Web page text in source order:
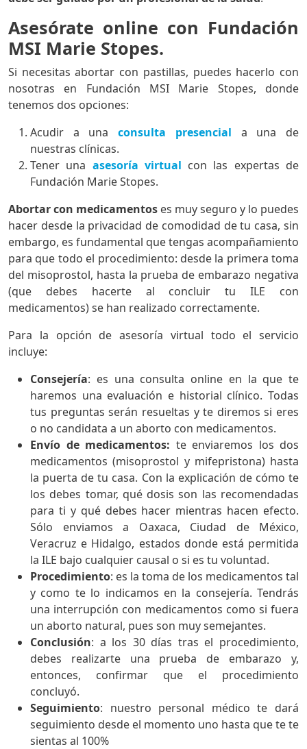
Asesórate online con Fundación
MSI Marie Stopes.
Si necesitas abortar con pastillas, puedes hacerlo con
nosotras en Fundación MSI Marie Stopes, donde
tenemos dos opciones:
Acudir a unaconsulta presencial a una de
nuestras clínicas.
Tener una asesoría virtual con las expertas de
Fundación Marie Stopes.
Abortar con medicamentos es muy seguro y lo puedes
hacer desde la privacidad de comodidad de tu casa, sin
embargo, es fundamental que tengas acompañamiento
para que todo el procedimiento: desde la primera toma
del misoprostol, hasta la prueba de embarazo negativa
(que debes hacerte al concluir tu ILE con
medicamentos) se han realizado correctamente.
Para la opción de asesoría virtual todo el servicio
incluye:
Consejería: es una consulta online en la que te
haremos una evaluación e historial clínico. Todas
tus preguntas serán resueltas y te diremos si eres
o no candidata a un aborto con medicamentos.
Envío de medicamentos: te enviaremos los dos
medicamentos (misoprostol y mifepristona) hasta
la puerta de tu casa. Con la explicación de cómo te
los debes tomar, qué dosis son las recomendadas
para ti y qué debes hacer mientras hacen efecto.
Sólo enviamos a Oaxaca, Ciudad de México,
Veracruz e Hidalgo, estados donde está permitida
la ILE bajo cualquier causal o si es tu voluntad.
Procedimiento: es la toma de los medicamentos tal
y como te lo indicamos en la consejería. Tendrás
una interrupción con medicamentos como si fuera
un aborto natural, pues son muy semejantes.
Conclusión: a los 30 días tras el procedimiento,
debes realizarte una prueba de embarazo y,
entonces, confirmar que el procedimiento
concluyó.
Seguimiento: nuestro personal médico te dará
seguimiento desde el momento uno hasta que te te
sientas al 100%